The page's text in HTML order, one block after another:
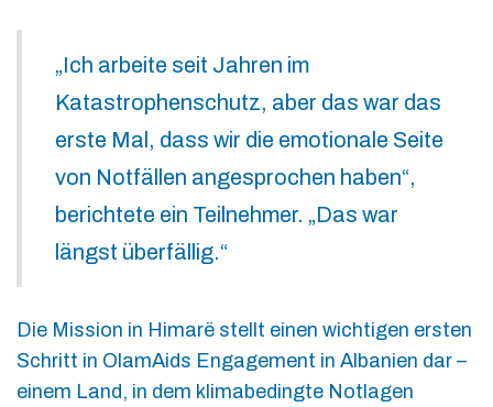
„Ich arbeite seit Jahren im
Katastrophenschutz, aber das war das
erste Mal, dass wir die emotionale Seite
von Notfällen angesprochen haben“,
berichtete ein Teilnehmer. „Das war
längst überfällig.“
Die Mission in Himarë stellt einen wichtigen ersten
Schritt in OlamAids Engagement in Albanien dar –
einem Land, in dem klimabedingte Notlagen